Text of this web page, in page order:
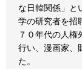
な日韓関係」と
学の研究者を招
７０年代の人
行い、漫画家、
た。